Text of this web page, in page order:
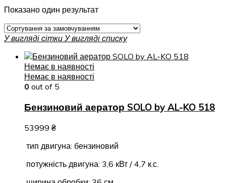
Показано один результат
У вигляді сітки У вигляді списку
Немає в наявності
Немає в наявності
0 out of 5
Бензиновий аератор SOLO by AL-KO 518
53999 ₴
тип двигуна: бензиновий
потужність двигуна: 3,6 кВт / 4,7 к.с.